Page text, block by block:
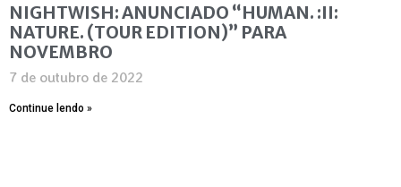
NIGHTWISH: ANUNCIADO “HUMAN. :II:
NATURE. (TOUR EDITION)” PARA
NOVEMBRO
7 de outubro de 2022
Continue lendo »